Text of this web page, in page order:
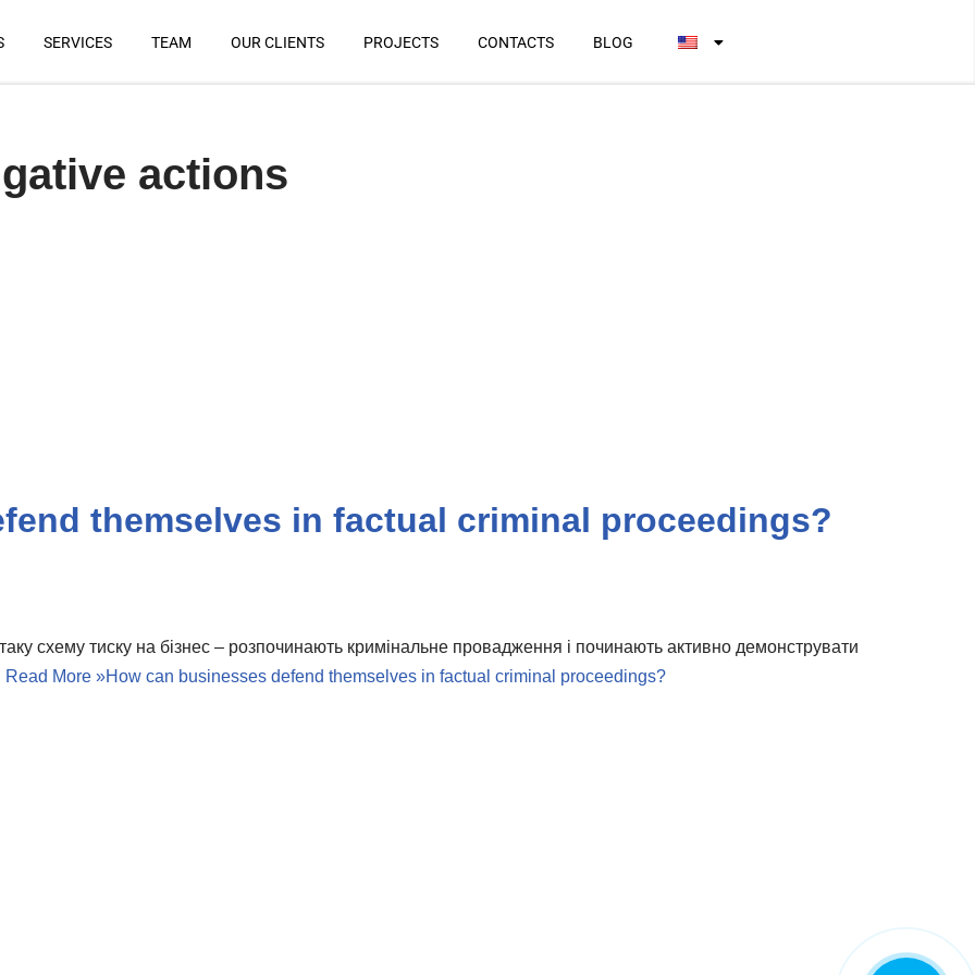
SERVICES TEAM OUR CLIENTS PROJECTS CONTACTS BLOG
actions
themselves in factual criminal proceedings?
схему тиску на бізнес – розпочинають кримінальне провадження і починають активно демонструвати
Read More »How can businesses defend themselves in factual criminal proceedings?